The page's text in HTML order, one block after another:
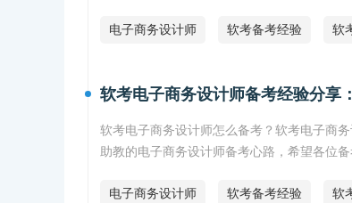
电子商务设计师 软考备考经验 软
软考电子商务设计师备考经验分享
软考电子商务设计师怎么备考？软考电子商
助教的电子商务设计师备考心路，希望各位
电子商务设计师 软考备考经验 软